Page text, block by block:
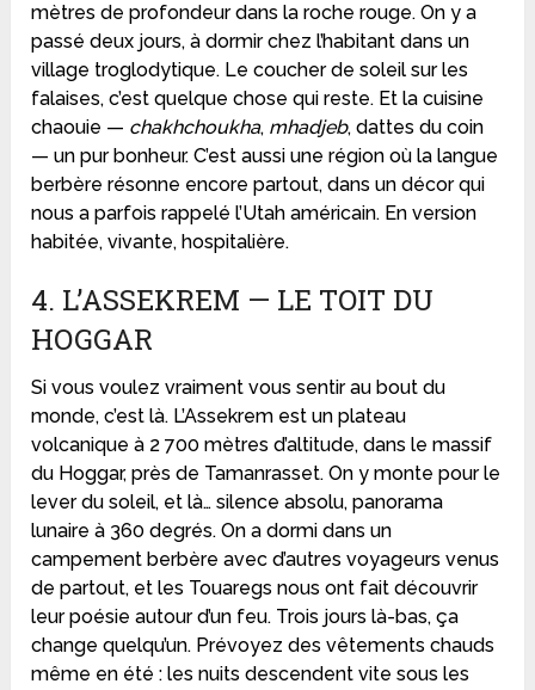
mètres de profondeur dans la roche rouge. On y a
passé deux jours, à dormir chez l’habitant dans un
village troglodytique. Le coucher de soleil sur les
falaises, c’est quelque chose qui reste. Et la cuisine
chaouie — chakhchoukha, mhadjeb, dattes du coin
— un pur bonheur. C’est aussi une région où la langue
berbère résonne encore partout, dans un décor qui
nous a parfois rappelé l’Utah américain. En version
habitée, vivante, hospitalière.
4. L’ASSEKREM — LE TOIT DU
HOGGAR
Si vous voulez vraiment vous sentir au bout du
monde, c’est là. L’Assekrem est un plateau
volcanique à 2 700 mètres d’altitude, dans le massif
du Hoggar, près de Tamanrasset. On y monte pour le
lever du soleil, et là… silence absolu, panorama
lunaire à 360 degrés. On a dormi dans un
campement berbère avec d’autres voyageurs venus
de partout, et les Touaregs nous ont fait découvrir
leur poésie autour d’un feu. Trois jours là-bas, ça
change quelqu’un. Prévoyez des vêtements chauds
même en été : les nuits descendent vite sous les